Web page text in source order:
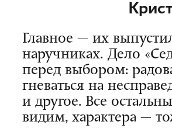
Главное — их
наручниках. Дело
перед выбором:
гневаться на
и другое. Все
видим, характера —